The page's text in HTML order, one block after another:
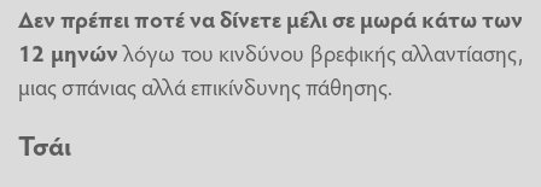
Δεν πρέπει ποτέ να δίνετε μέλι σε μωρά κάτω των
12 μηνώνλόγω του κινδύνου βρεφικής αλλαντίασης,
μιας σπάνιας αλλά επικίνδυνης πάθησης.
Τσάι